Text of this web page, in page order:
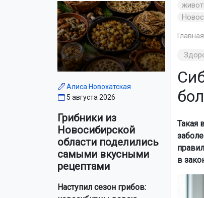
Алиса Новохатская
5 августа 2026
Грибники из
Новосибирской
области поделились
самыми вкусными
рецептами
Наступил сезон грибов:
Главная
Такая
в